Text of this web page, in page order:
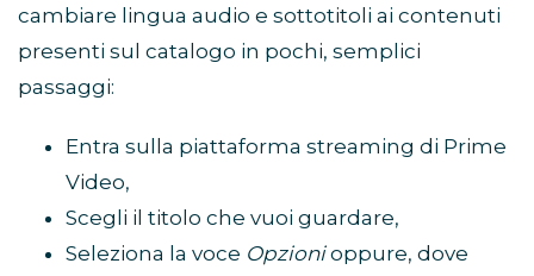
cambiare lingua audio e sottotitoli ai contenuti
presenti sul catalogo in pochi, semplici
passaggi:
Entra sulla piattaforma streaming di Prime
Video,
Scegli il titolo che vuoi guardare,
Seleziona la voce Opzionioppure, dove